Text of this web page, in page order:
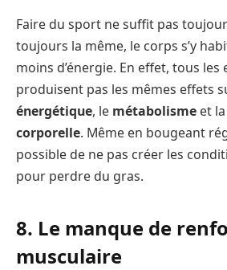
Faire du sport ne suffit pas
toujours la même, le corps s’y
moins d’énergie. En effet, tous les
produisent pas les mêmes effets
énergétique, le métabolisme et la
corporelle. Même en bougeant
possible de ne pas créer les
pour perdre du gras.
8. Le manque de
musculaire